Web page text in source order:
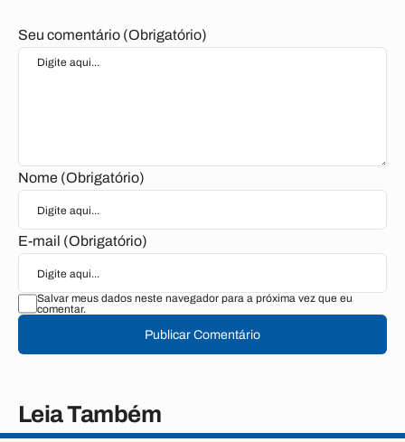
Seu comentário (Obrigatório)
Nome (Obrigatório)
E-mail (Obrigatório)
Salvar meus dados neste navegador para a próxima vez que eu
comentar.
Publicar Comentário
Leia Também